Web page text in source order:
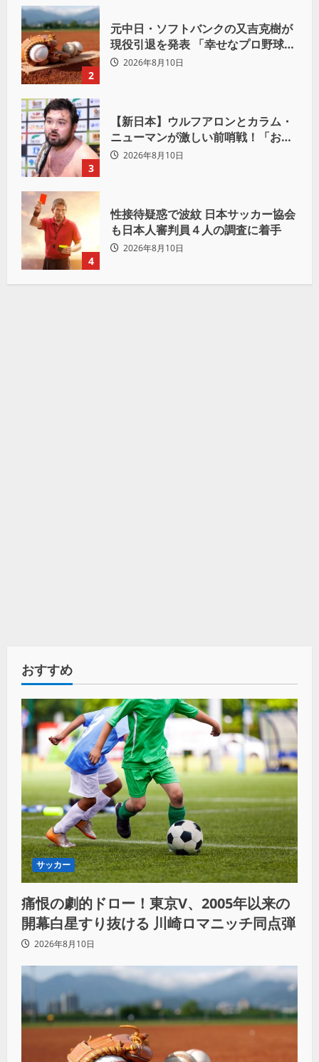
2
元中日・ソフトバンクの又吉克樹が
現役引退を発表 「幸せなプロ野球人
生でした」
2026年8月10日
3
【新日本】ウルフアロンとカラム・
ニューマンが激しい前哨戦！「お前
は俺の胸毛にカラム(絡む)小バエと
2026年8月10日
4
性接待疑惑で波紋 日本サッカー協会
も日本人審判員４人の調査に着手
2026年8月10日
おすすめ
サッカー
痛恨の劇的ドロー！東京V、2005年以来の
開幕白星すり抜ける 川崎ロマニッチ同点弾
2026年8月10日